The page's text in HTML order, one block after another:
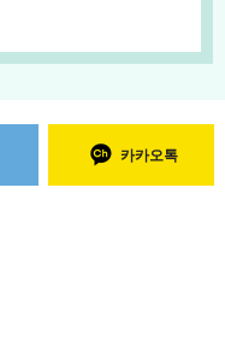
카카오톡